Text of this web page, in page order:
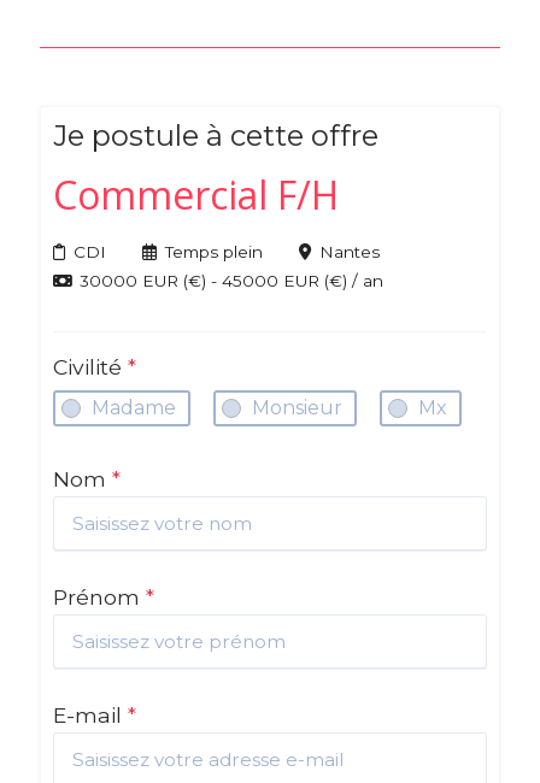
Je postule à cette offre
Commercial F/H
CDI Temps plein
Nantes
30000 EUR (€) - 45000 EUR (€) / an
Civilité *
Madame Monsieur Mx
Nom *
Prénom *
E-mail *